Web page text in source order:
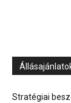
Stratégiai